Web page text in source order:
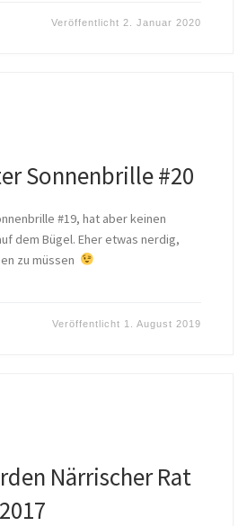
Veröffentlicht 2. Januar 2020
Sonnenbrille #20
#19, hat aber keinen
dem Bügel. Eher etwas nerdig,
zu müssen
Veröffentlicht 1. August 2019
Närrischer Rat